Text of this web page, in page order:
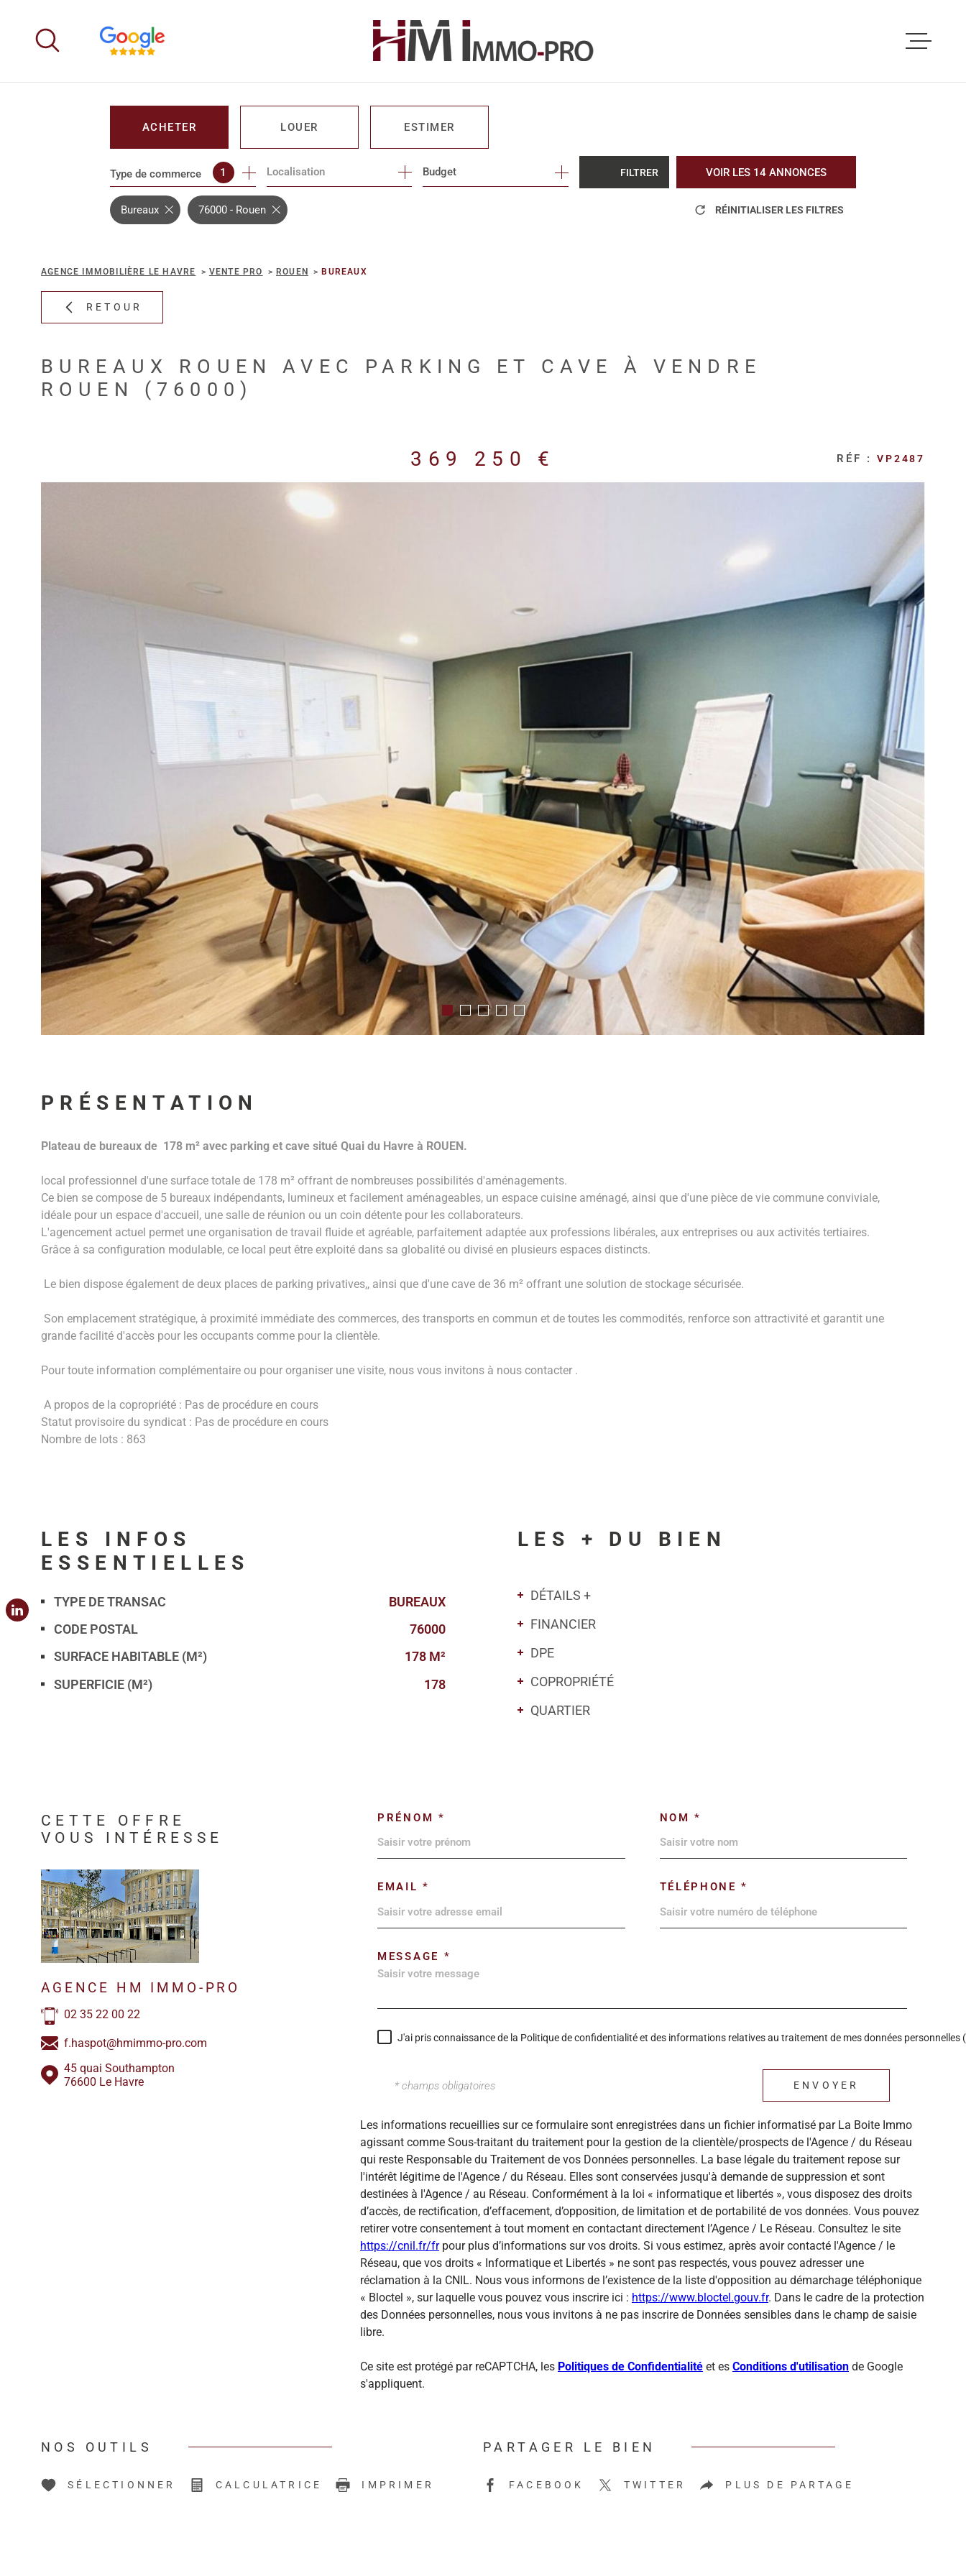
contenu
ACHETER
DE L'IMMO PRO
LOUER
DE L'IMMO PRO
ESTIMER
Type de commerce 1 Localisation Budget FILTRER VOIR LES 14 ANNONCES
Bureaux 76000 - Rouen RÉINITIALISER LES FILTRES
AGENCE IMMOBILIÈRE LE HAVRE VENTE PRO ROUEN BUREAUX
RETOUR
BUREAUX ROUEN AVEC PARKING ET CAVE À VENDRE
ROUEN (76000)
369 250 € RÉF :VP2487
PRÉSENTATION
Plateau de bureaux de 178 m² avec parking et cave situé Quai du Havre à ROUEN.
local professionnel d'une surface totale de 178 m² offrant de nombreuses possibilités d'aménagements.
Ce bien se compose de 5 bureaux indépendants, lumineux et facilement aménageables, un espace cuisine aménagé, ainsi que d'une pièce de vie commune conviviale,
idéale pour un espace d'accueil, une salle de réunion ou un coin détente pour les collaborateurs.
L'agencement actuel permet une organisation de travail fluide et agréable, parfaitement adaptée aux professions libérales, aux entreprises ou aux activités tertiaires.
Grâce à sa configuration modulable, ce local peut être exploité dans sa globalité ou divisé en plusieurs espaces distincts.
Le bien dispose également de deux places de parking privatives,, ainsi que d'une cave de 36 m² offrant une solution de stockage sécurisée.
Son emplacement stratégique, à proximité immédiate des commerces, des transports en commun et de toutes les commodités, renforce son attractivité et garantit une
grande facilité d'accès pour les occupants comme pour la clientèle.
Pour toute information complémentaire ou pour organiser une visite, nous vous invitons à nous contacter .
A propos de la copropriété : Pas de procédure en cours
Statut provisoire du syndicat : Pas de procédure en cours
Nombre de lots : 863
LES INFOS
ESSENTIELLES
Caractérisque Valeurs
TYPE DE TRANSAC
BUREAUX
CODE POSTAL
76000
SURFACE HABITABLE (M²)
178 M²
SUPERFICIE (M²)
178
LES + DU BIEN
DÉTAILS +
FINANCIER
DPE
COPROPRIÉTÉ
QUARTIER
CETTE OFFRE
VOUS INTÉRESSE
AGENCE HM IMMO-PRO
02 35 22 00 22
f.haspot@hmimmo-pro.com
45 quai Southampton
76600 Le Havre
PRÉNOM * NOM *
EMAIL * TÉLÉPHONE *
MESSAGE *
J'ai pris connaissance de la Politique de confidentialité et des informations relatives au traitement de mes données personnelles
* champs obligatoires ENVOYER
Les informations recueillies sur ce formulaire sont enregistrées dans un fichier informatisé par La Boite Immo
agissant comme Sous-traitant du traitement pour la gestion de la clientèle/prospects de l'Agence / du Réseau
qui reste Responsable du Traitement de vos Données personnelles. La base légale du traitement repose sur
l'intérêt légitime de l'Agence / du Réseau. Elles sont conservées jusqu'à demande de suppression et sont
destinées à l'Agence / au Réseau. Conformément à la loi « informatique et libertés », vous disposez des droits
d’accès, de rectification, d’effacement, d’opposition, de limitation et de portabilité de vos données. Vous pouvez
retirer votre consentement à tout moment en contactant directement l’Agence / Le Réseau. Consultez le site
https://cnil.fr/frpour plus d’informations sur vos droits. Si vous estimez, après avoir contacté l'Agence / le
Réseau, que vos droits « Informatique et Libertés » ne sont pas respectés, vous pouvez adresser une
réclamation à la CNIL. Nous vous informons de l’existence de la liste d'opposition au démarchage téléphonique
« Bloctel », sur laquelle vous pouvez vous inscrire ici : https://www.bloctel.gouv.fr. Dans le cadre de la protection
des Données personnelles, nous vous invitons à ne pas inscrire de Données sensibles dans le champ de saisie
libre.
Ce site est protégé par reCAPTCHA, les Politiques de Confidentialité et es Conditions d'utilisation de Google
s'appliquent.
NOS OUTILS
SÉLECTIONNER CALCULATRICE IMPRIMER
PARTAGER LE BIEN
FACEBOOK TWITTER PLUS DE PARTAGE